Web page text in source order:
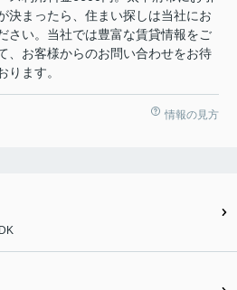
決まったら、住まい探しは当社にお
さい。当社では豊富な賃貸情報をご
、お客様からのお問い合わせをお待
ります。
情報の見方